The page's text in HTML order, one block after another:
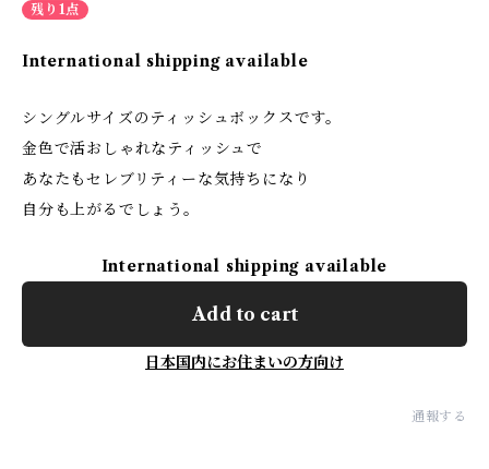
残り1点
International shipping available
シングルサイズのティッシュボックスです。
金色で活おしゃれなティッシュで
あなたもセレブリティーな気持ちになり
自分も上がるでしょう。
International shipping available
Add to cart
日本国内にお住まいの方向け
通報する